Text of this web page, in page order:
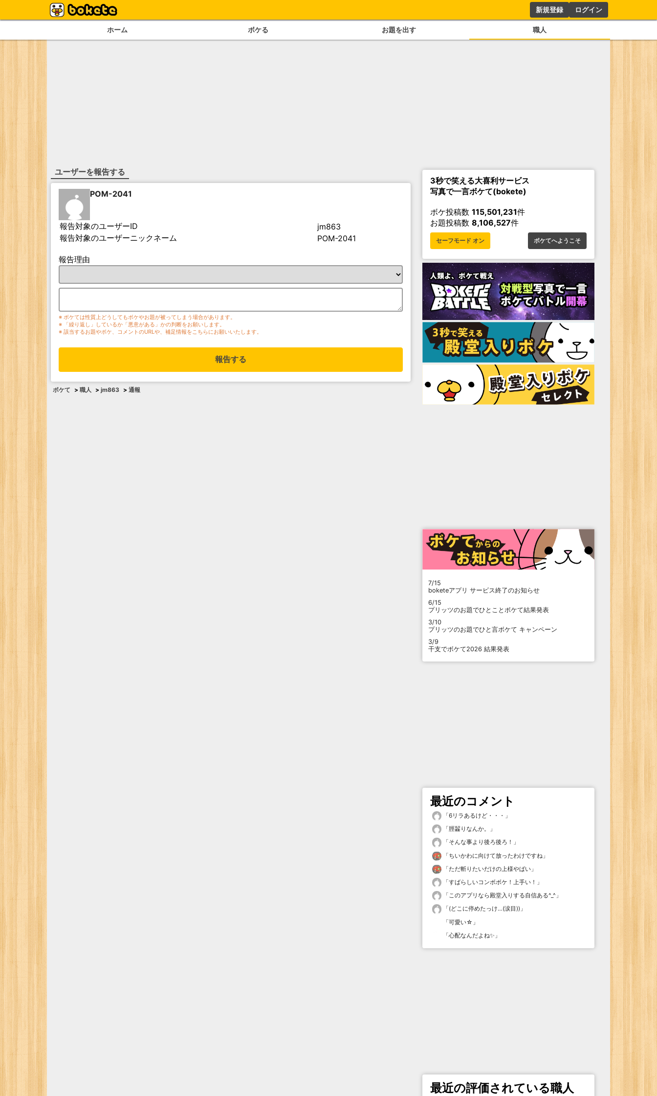
新規登録 ログイン
ホーム ボケる お題を出す 職人
ユーザーを報告する
POM-2041
報告対象のユーザーID
jm863
報告対象のユーザーニックネーム
POM-2041
報告理由
※ ボケては性質上どうしてもボケやお題が被ってしまう場合があります。
※ 「繰り返し」しているか「悪意がある」かの判断をお願いします。
※ 該当するお題やボケ、コメントのURLや、補足情報をこちらにお願いいたします。
報告する
ボケて > 職人 > jm863 > 通報
3秒で笑える大喜利サービス
写真で一言ボケて(bokete)
ボケ投稿数 115,501,231件
お題投稿数 8,106,527件
セーフモード オン ボケてへようこそ
7/15
boketeアプリ サービス終了のお知らせ
6/15
プリッツのお題でひとことボケて結果発表
3/10
プリッツのお題でひと言ボケて キャンペーン
3/9
干支でボケて2026 結果発表
最近のコメント
「6リラあるけど・・・ 」
「脛齧りなんか。
」
「そんな事より後ろ後ろ！ 」
「ちいかわに向けて放ったわけですね 」
「ただ斬りたいだけの上様やばい 」
「すばらしいコンボボケ！上手い！ 」
「このアプリなら殿堂入りする自信ある^_^ 」
「(どこに停めたっけ…(涙目)) 」
「可愛い☆ 」
「心配なんだよね✨ 」
最近の評価されている職人